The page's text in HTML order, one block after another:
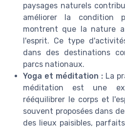
paysages naturels
améliorer la condition
montrent que la nature
l'esprit. Ce type
dans des destinations
parcs nationaux.
Yoga et méditation : La
méditation est une
rééquilibrer le corps et
souvent proposées dans
des lieux paisibles,